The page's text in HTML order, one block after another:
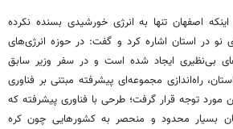
اینکه اصفهان تنها به انرژی خورشیدی بسنده نکرده
نو در استان اشاره کرد و گفت: در حوزه انرژی‌های
بی‌نظیری ایجاد شده است و در سفر وزیر سابق
راه‌اندازی مجموعه‌ای پیشرفته مبتنی بر فناوری
مورد توجه قرار گرفت؛ طرحی با فناوری پیشرفته که
بسیار محدود و منحصر به کشورهایی چون کره